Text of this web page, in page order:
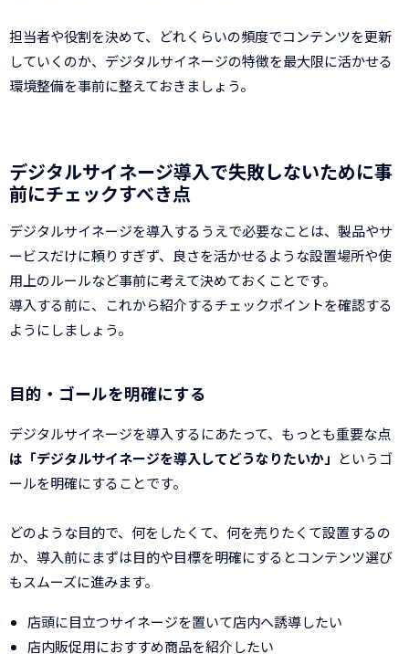
担当者や役割を決めて、どれくらいの頻度でコンテンツを更新
していくのか、デジタルサイネージの特徴を最大限に活かせる
環境整備を事前に整えておきましょう。
デジタルサイネージ導入で失敗しないために事
前にチェックすべき点
デジタルサイネージを導入するうえで必要なことは、製品やサ
ービスだけに頼りすぎず、良さを活かせるような設置場所や使
用上のルールなど事前に考えて決めておくことです。
導入する前に、これから紹介するチェックポイントを確認する
ようにしましょう。
目的・ゴールを明確にする
デジタルサイネージを導入するにあたって、もっとも重要な点
は「デジタルサイネージを導入してどうなりたいか」 というゴ
ールを明確にすることです。
どのような目的で、何をしたくて、何を売りたくて設置するの
か、導入前にまずは目的や目標を明確にするとコンテンツ選び
もスムーズに進みます。
店頭に目立つサイネージを置いて店内へ誘導したい
店内販促用におすすめ商品を紹介したい